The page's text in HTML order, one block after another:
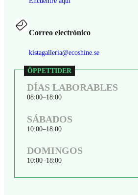
Correo electrónico
kistagalleria@ecoshine.se
DÍAS LABORABLES
08:00 18:00
SÁBADOS
10:00 18:00
DOMINGOS
10:00 18:00